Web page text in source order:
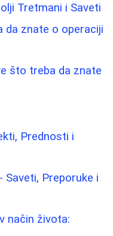
Tretmani i Saveti
da znate o operaciji
što treba da znate
Prednosti i
Saveti, Preporuke i
način života: